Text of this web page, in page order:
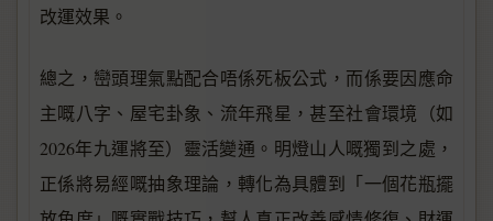
改運效果。
總之，巒頭理氣點配合唔係死板公式，而係要因應命
主嘅八字、屋宅卦象、流年飛星，甚至社會環境（如
2026年九運將至）靈活變通。明燈山人嘅獨到之處，
正係將易經嘅抽象理論，轉化為具體到「一個花瓶擺